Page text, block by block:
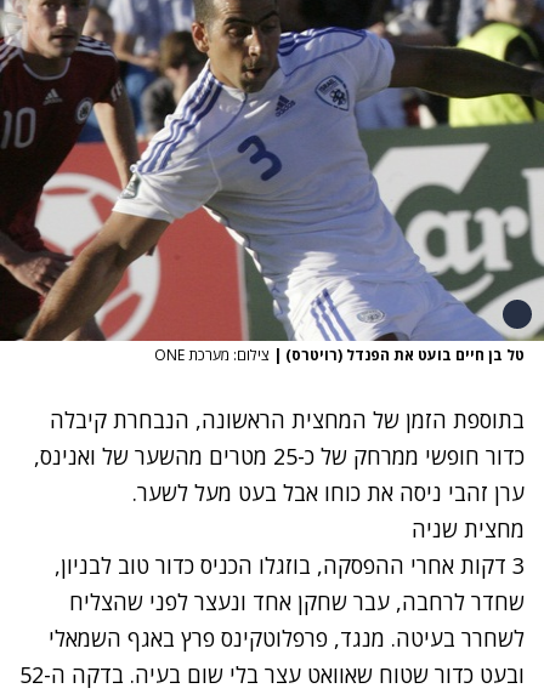
טל בן חיים בועט את הפנדל (רויטרס) | צילום: מערכת ONE
בתוספת הזמן של המחצית הראשונה, הנבחרת קיבלה
כדור חופשי ממרחק של כ-25 מטרים מהשער של ואנינס,
ערן זהבי ניסה את כוחו אבל בעט מעל לשער.
מחצית שניה
3 דקות אחרי ההפסקה, בוזגלו הכניס כדור טוב לבניון,
שחדר לרחבה, עבר שחקן אחד ונעצר לפני שהצליח
לשחרר בעיטה. מנגד, פרפלוטקינס פרץ באגף השמאלי
ובעט כדור שטוח שאוואט עצר בלי שום בעיה. בדקה ה-52